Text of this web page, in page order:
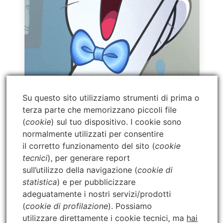
Benvenuto/a a bordo.
Il tuo acquisto è andato a buon fine!
Controlla subito la tua casella di posta: ti abbiamo
inviato un’email con la ricevuta e, soprattutto,
di accesso personali.
⚠️Non trovi l’email?A volte finisce per errore nella
Su questo sito utilizziamo strumenti di prima o
terza parte che memorizzano piccoli file
(cookie) sul tuo dispositivo. I cookie sono
normalmente utilizzati per consentire
il corretto funzionamento del sito (cookie
tecnici), per generare report
sull’utilizzo della navigazione (cookie di
statistica) e per pubblicizzare
adeguatamente i nostri servizi/prodotti
(cookie di profilazione). Possiamo
utilizzare direttamente i cookie tecnici, ma hai